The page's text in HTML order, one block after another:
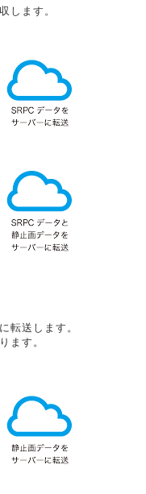
します。
転送します。
ます。